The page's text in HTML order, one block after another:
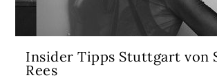
Insider Tipps Stuttgart von
Rees